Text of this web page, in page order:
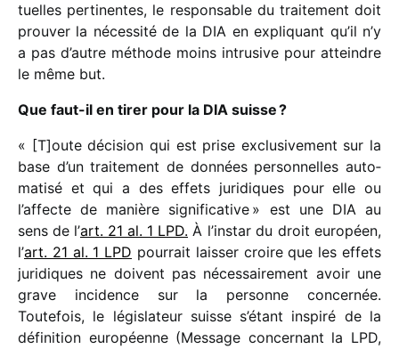
tuelles perti­nentes, le respon­sable du trai­te­ment doit
prou­ver la néces­sité de la DIA en expli­quant qu’il n’y
a pas d’autre méthode moins intru­sive pour atteindre
le même but.
Que faut-il en tirer pour la DIA suisse ?
« [T]oute déci­sion qui est prise exclu­si­ve­ment sur la
base d’un trai­te­ment de données person­nelles auto­
ma­tisé et qui a des effets juri­diques pour elle ou
l’affecte de manière signi­fi­ca­tive » est une DIA au
sens de l’art. 21 al. 1 LPD. À l’instar du droit euro­péen,
l’art. 21 al. 1 LPD pour­rait lais­ser croire que les effets
juri­diques ne doivent pas néces­sai­re­ment avoir une
grave inci­dence sur la personne concer­née.
Toutefois, le légis­la­teur suisse s’étant inspiré de la
défi­ni­tion euro­péenne (Message concer­nant la LPD,